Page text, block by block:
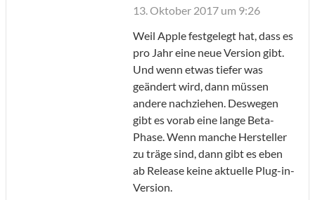
13. Oktober 2017 um 9:26
Weil Apple festgelegt hat, dass es
pro Jahr eine neue Version gibt.
Und wenn etwas tiefer was
geändert wird, dann müssen
andere nachziehen. Deswegen
gibt es vorab eine lange Beta-
Phase. Wenn manche Hersteller
zu träge sind, dann gibt es eben
ab Release keine aktuelle Plug-in-
Version.